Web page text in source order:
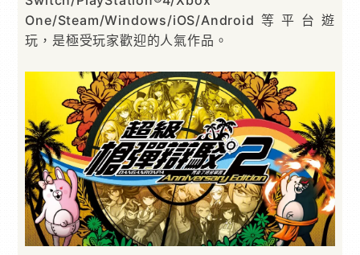
One/Steam/Windows/iOS/Android等平台遊
玩，是極受玩家歡迎的人氣作品。